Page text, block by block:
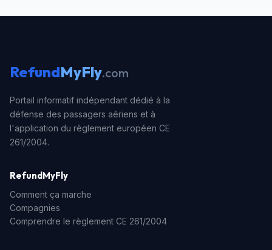
RefundMyFly.com
Portail informatif indépendant dédié à la
défense des passagers aériens et à
l'application du règlement européen CE
261/2004.
RefundMyFly
Comment ça marche
Compagnies
Comprendre le règlement CE 261/2004